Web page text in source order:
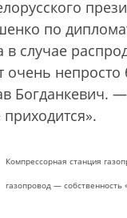
по
случае
непросто
Богданкевич.
Компрессорная станция
газопровод — собственность